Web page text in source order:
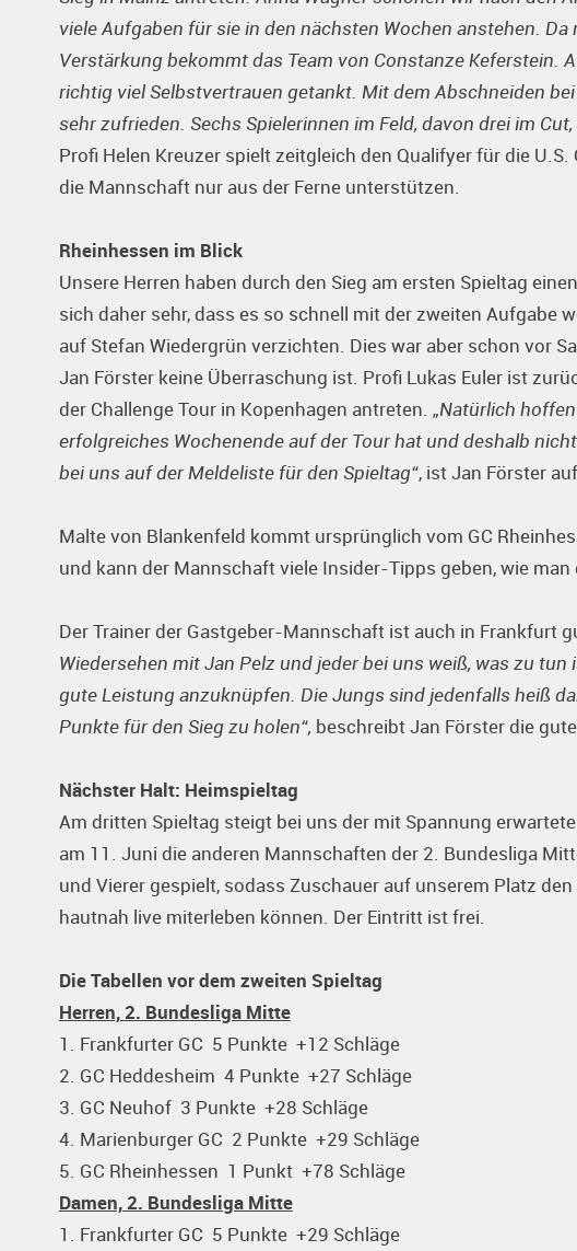
viele Aufgaben für sie in den nächsten Wochen anstehen.
Verstärkung bekommt das Team von Constanze Keferstein.
richtig viel Selbstvertrauen getankt. Mit dem Abschneiden
sehr zufrieden. Sechs Spielerinnen im Feld, davon drei im
Profi Helen Kreuzer spielt zeitgleich den Qualifyer für die
die Mannschaft nur aus der Ferne unterstützen.
Rheinhessen im Blick
Unsere Herren haben durch den Sieg am ersten Spieltag
sich daher sehr, dass es so schnell mit der zweiten Aufgabe
auf Stefan Wiedergrün verzichten. Dies war aber schon vor
Jan Förster keine Überraschung ist. Profi Lukas Euler ist
der Challenge Tour in Kopenhagen antreten. „Natürlich
erfolgreiches Wochenende auf der Tour hat und deshalb
bei uns auf der Meldeliste für den Spieltag“, ist Jan Förster
Malte von Blankenfeld kommt ursprünglich vom GC
und kann der Mannschaft viele Insider-Tipps geben, wie
Der Trainer der Gastgeber-Mannschaft ist auch in Frankfurt
Wiedersehen mit Jan Pelz und jeder bei uns weiß, was zu
gute Leistung anzuknüpfen. Die Jungs sind jedenfalls heiß
Punkte für den Sieg zu holen“,beschreibt Jan Förster die
Nächster Halt: Heimspieltag
Am dritten Spieltag steigt bei uns der mit Spannung
am 11. Juni die anderen Mannschaften der 2. Bundesliga
und Vierer gespielt, sodass Zuschauer auf unserem Platz
hautnah live miterleben können. Der Eintritt ist frei.
Die Tabellen vor dem zweiten Spieltag
Herren, 2. Bundesliga Mitte
1. Frankfurter GC 5 Punkte +12 Schläge
2. GC Heddesheim 4 Punkte +27 Schläge
3. GC Neuhof 3 Punkte +28 Schläge
4. Marienburger GC 2 Punkte +29 Schläge
5. GC Rheinhessen 1 Punkt +78 Schläge
Damen, 2. Bundesliga Mitte
1. Frankfurter GC 5 Punkte +29 Schläge